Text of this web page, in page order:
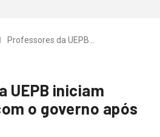
Professores da UEPB…
UEPB iniciam
o governo após